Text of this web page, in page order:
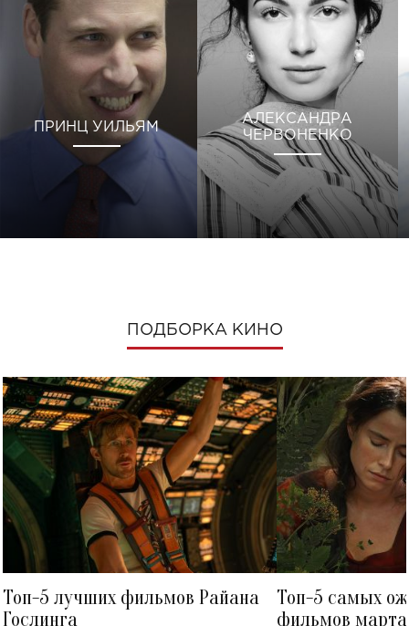
ПРИНЦ УИЛЬЯМ
АЛЕКСАНДРА
ЧЕРВОНЕНКО
ПОДБОРКА КИНО
Топ-5 лучших фильмов Райана
Гослинга
Топ-5 самых
фильмов